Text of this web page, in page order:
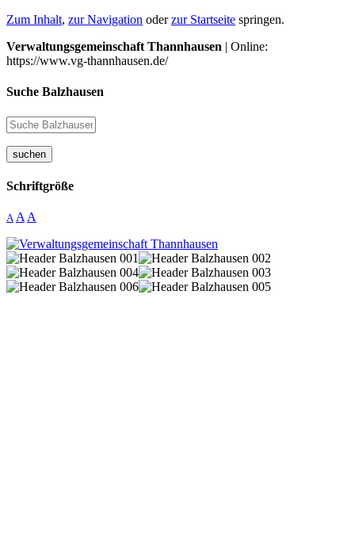
Zum Inhalt, zur Navigation oderzur Startseite springen.
Verwaltungsgemeinschaft Thannhausen | Online:
https://www.vg-thannhausen.de/
Suche Balzhausen
suchen
Schriftgröße
A A A